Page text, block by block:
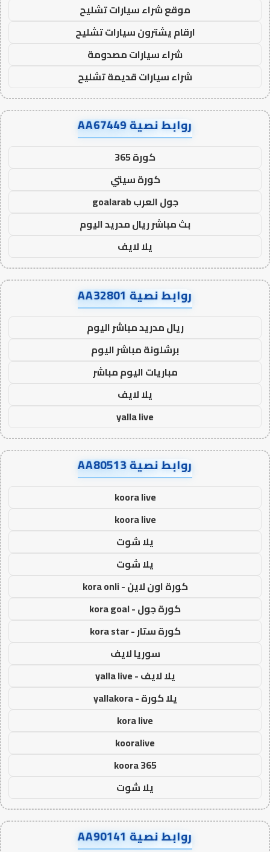
موقع شراء سيارات تشليح
ارقام يشترون سيارات تشليح
شراء سيارات مصدومة
شراء سيارات قديمة تشليح
روابط نصية AA67449
كورة 365
كورة سيتي
جول العرب goalarab
بث مباشر ريال مدريد اليوم
يلا لايف
روابط نصية AA32801
ريال مدريد مباشر اليوم
برشلونة مباشر اليوم
مباريات اليوم مباشر
يلا لايف
yalla live
روابط نصية AA80513
koora live
koora live
يلا شوت
يلا شوت
كورة اون لاين - kora onli
كورة جول - kora goal
كورة ستار - kora star
سوريا لايف
يلا لايف - yalla live
يلا كورة - yallakora
kora live
kooralive
koora 365
يلا شوت
روابط نصية AA90141